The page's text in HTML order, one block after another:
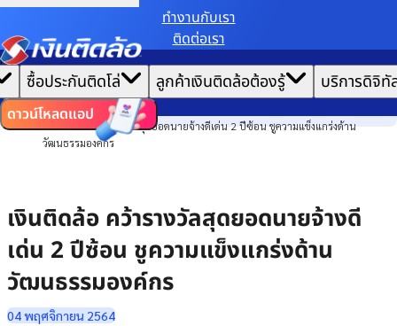
ทํางานกับเรา
ติดต่อเรา
|
ไทย EN
ซื้อประกันติดโล่ ลูกค้าเงินติดล้อต้องรู้ บริการดิจิทั
ดาวน์โหลดแอป
หน้าแรก
ข่าวสาร
องค์กร
เงินติดล้อ คว้ารางวัลสุดยอดนายจ้างดีเด่น 2 ปีซ้อน ชูความแข็งแกร่งด้าน
วัฒนธรรมองค์กร
เงินติดล้อ คว้ารางวัลสุดยอดนายจ้างดี
เด่น 2 ปีซ้อน ชูความแข็งแกร่งด้าน
วัฒนธรรมองค์กร
04 พฤศจิกายน 2564
เราขอเก็บข้อมูลตาม นโยบายการใช้คุกกี้ เพื่อมอบประสบการณ์การใช้งานเว็บไซต์ที่ดีที่สุดให้
คุณ
ตั้งค่าคุกกี้ ยอมรับคุกกี้ทั้งหมด